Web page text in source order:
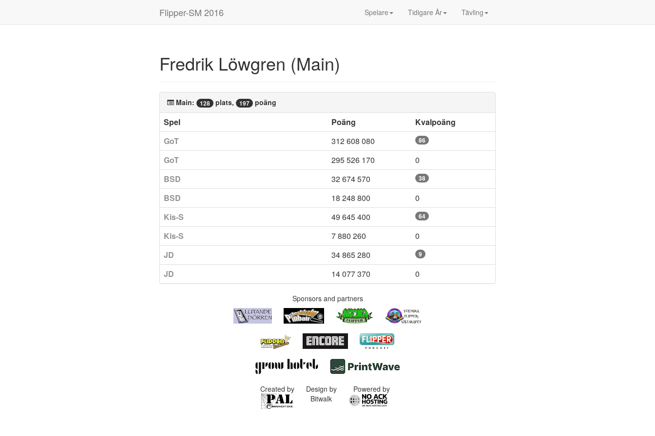
Flipper-SM 2016 Spelare Tidigare År Tävling
Fredrik Löwgren (Main)
Main: 128 plats, 197 poäng
Spel Poäng
Kvalpoäng
GoT
312 608 080 86
GoT 295 526 170
0
BSD
32 674 570 38
BSD 18 248 800
0
Kis-S
49 645 400 64
Kis-S 7 880 260
0
JD
34 865 280 9
JD 14 077 370 0
Sponsors and partners
Created by
Design by
Bitwalk
Powered by